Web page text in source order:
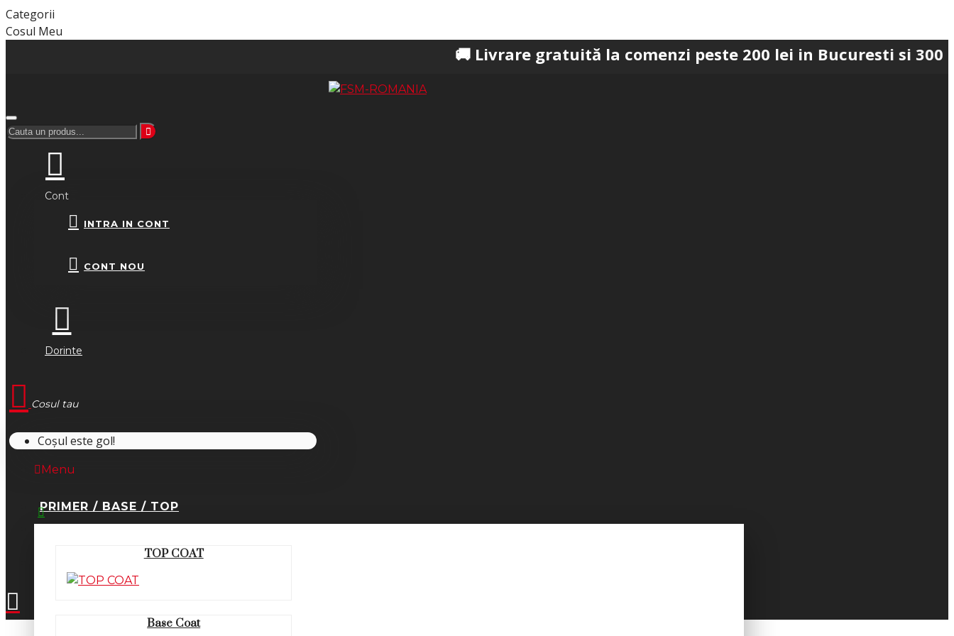
Categorii
Cosul Meu
🚚 Livrare gratuită la comenzi peste 200 lei in Bucuresti si 300 lei in
Cont
INTRA IN CONT
CONT NOU
Dorinte
Cosul tau
Coșul este gol!
Menu
PRIMER / BASE / TOP
TOP COAT
Base Coat
0745.677.518
office@fsm-romania.ro